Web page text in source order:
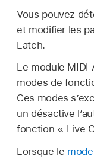
Vous pouvez
et modifier les
Latch.
Le module MIDI
modes de
Ces modes
un désactive
fonction « Live
Lorsque le